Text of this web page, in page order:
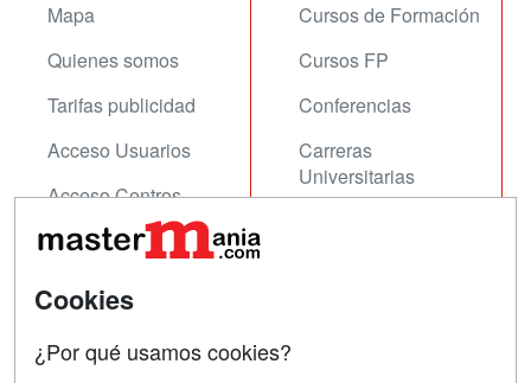
Mapa
Quienes somos
Tarifas publicidad
Acceso Usuarios
Acceso Centros
Cursos de Formación
Cursos FP
Conferencias
Carreras
Universitarias
Contactar
Cookies
¿Por qué usamos cookies?